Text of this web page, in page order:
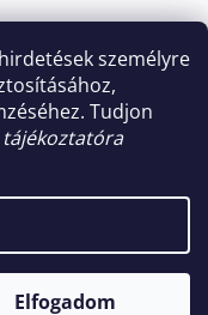
személyre
Tudjon
tájékoztatóra
Elfogadom
jog fenntartva.